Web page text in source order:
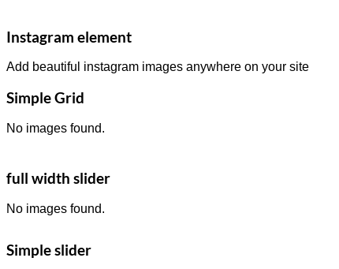
Instagram element
Add beautiful instagram images anywhere on your site
Simple Grid
No images found.
full width slider
No images found.
Simple slider